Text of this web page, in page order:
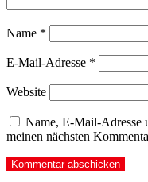
Name *
E-Mail-Adresse *
Website
Name, E-Mail-Adresse
meinen nächsten